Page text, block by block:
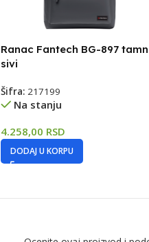
Ranac Fantech BG-897
sivi
Šifra: 217199
Na stanju
4.258,00 RSD
DODAJ U KORPU